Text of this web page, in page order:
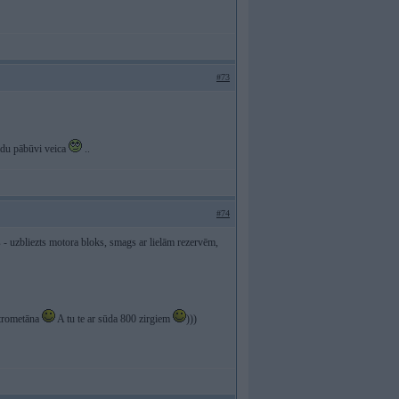
#73
pābūvi veica ..
#74
uzbliezts motora bloks, smags ar lielām rezervēm,
A tu te ar sūda 800 zirgiem )))